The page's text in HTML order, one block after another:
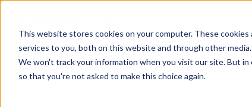
This website stores cookies on your computer. These
services to you, both on this website and through other
We won't track your information when you visit our site. But
so that you're not asked to make this choice again.
射出成形の工程改善ガイド